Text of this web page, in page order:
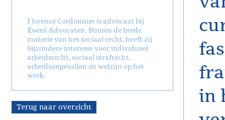
Florence Cordonnier is advocaat bij
Kwint Advocaten. Binnen de brede
materie van het sociaal recht, heeft zij
bijzondere interesse voor individueel
arbeidsrecht, sociaal strafrecht,
arbeidsongevallen en welzijn op het
werk.
Terug naar overzicht
in